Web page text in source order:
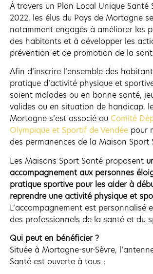
À travers un Plan Local Unique Santé
2022, les élus du Pays de Mortagne
notamment engagés à améliorer les
des habitants et à développer les
prévention et de promotion de la
Afin d’inscrire l’ensemble des
pratique d’activité physique et
soient malades ou en bonne santé,
valides ou en situation de handicap,
Mortagne s’est associé au Comité
Olympique et Sportif de Vendée pour
des permanences de la Maison Sport
Les Maisons Sport Santé proposent
accompagnement aux personnes
pratique sportive pour les aider à
reprendre une activité physique et
L’accompagnement est personnalisé
des professionnels de la santé et du
Qui peut en bénéficier ?
Située à Mortagne-sur-Sèvre,
Santé est ouverte à tous :